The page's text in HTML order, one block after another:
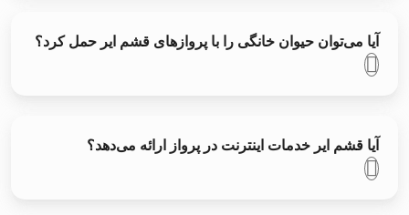
آیا می‌توان حیوان خانگی را با پروازهای قشم ایر حمل کرد؟
آیا قشم ایر خدمات اینترنت در پرواز ارائه می‌دهد؟